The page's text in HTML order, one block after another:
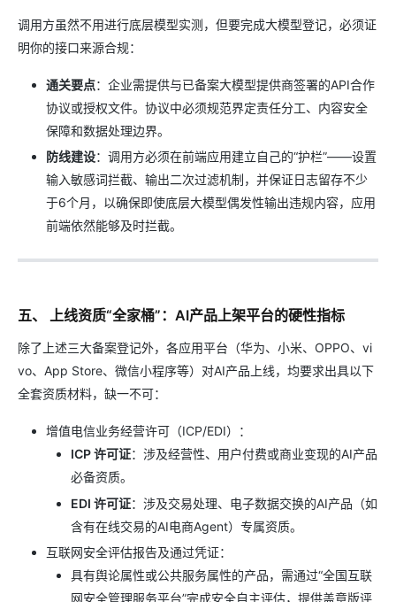
调用方虽然不用进行底层模型实测，但要完成大模型登记，必须证
明你的接口来源合规：
通关要点：企业需提供与已备案大模型提供商签署的API合作
协议或授权文件。协议中必须规范界定责任分工、内容安全
保障和数据处理边界。
防线建设：调用方必须在前端应用建立自己的“护栏”——设置
输入敏感词拦截、输出二次过滤机制，并保证日志留存不少
于6个月，以确保即使底层大模型偶发性输出违规内容，应用
前端依然能够及时拦截。
五、 上线资质“全家桶”：AI产品上架平台的硬性指标
除了上述三大备案登记外，各应用平台（华为、小米、OPPO、vi
vo、App Store、微信小程序等）对AI产品上线，均要求出具以下
全套资质材料，缺一不可：
增值电信业务经营许可（ICP/EDI）：
ICP 许可证：涉及经营性、用户付费或商业变现的AI产品
必备资质。
EDI 许可证：涉及交易处理、电子数据交换的AI产品（如
含有在线交易的AI电商Agent）专属资质。
互联网安全评估报告及通过凭证：
具有舆论属性或公共服务属性的产品，需通过“全国互联
网安全管理服务平台”完成安全自主评估，提供盖章版评